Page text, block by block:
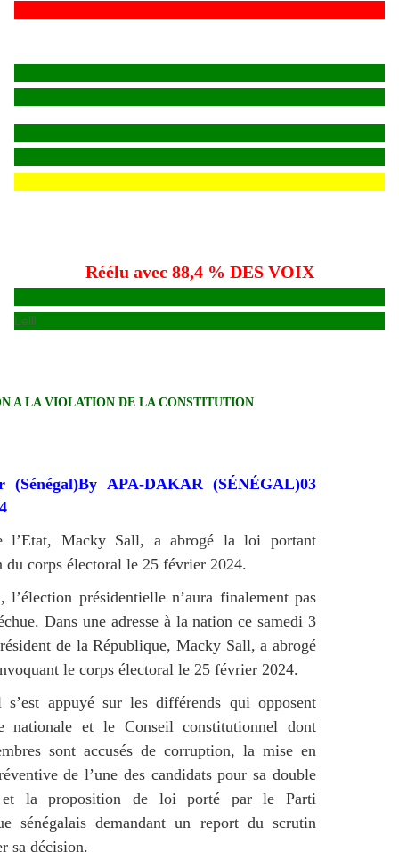
Réélu avec 88,4 % DES VOIX
Lelll
A LA VIOLATION DE LA CONSTITUTION
(Sénégal)By APA-DAKAR (SÉNÉGAL)03
l’Etat, Macky Sall, a abrogé la loi portant
du corps électoral le 25 février 2024.
l’élection présidentielle n’aura finalement pas
Dans une adresse à la nation ce samedi 3
de la République, Macky Sall, a abrogé
le corps électoral le 25 février 2024.
appuyé sur les différends qui opposent
nationale et le Conseil constitutionnel dont
sont accusés de corruption, la mise en
de l’une des candidats pour sa double
et la proposition de loi porté par le Parti
sénégalais demandant un report du scrutin
sa décision.